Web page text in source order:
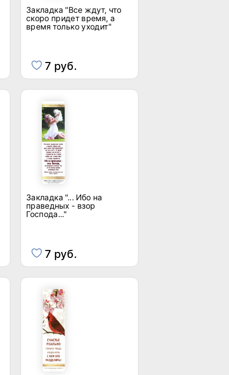
Закладка "Все ждут, что
скоро придет время, а
время только уходит"
7 руб.
Закладка "... Ибо на
праведных - взор
Господа..."
7 руб.